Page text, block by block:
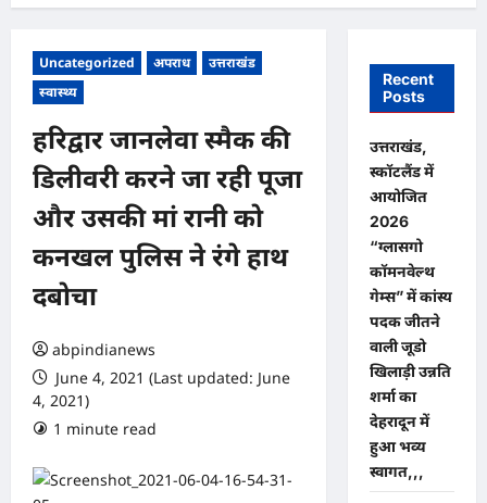
Uncategorized अपराध
उत्तराखंड
स्वास्थ्य
हरिद्वार जानलेवा स्मैक की
डिलीवरी करने जा रही पूजा
और उसकी मां रानी को
कनखल पुलिस ने रंगे हाथ
दबोचा
abpindianews
June 4, 2021 (Last updated: June
4, 2021)
1 minute read
Recent
Posts
उत्तराखंड,
स्कॉटलैंड में
आयोजित
2026
“ग्लासगो
कॉमनवेल्थ
गेम्स” में कांस्य
पदक जीतने
वाली जूडो
खिलाड़ी उन्नति
शर्मा का
देहरादून में
हुआ भव्य
स्वागत,,,